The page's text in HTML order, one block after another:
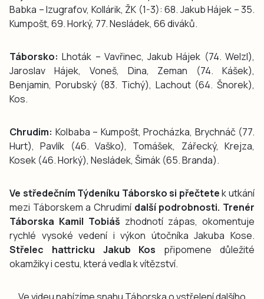
Babka – Izugrafov, Kollárik, ŽK (1-3): 68. Jakub Hájek – 35.
Kumpošt, 69. Horký, 77. Nesládek, 66 diváků.
Táborsko: Lhoták – Vavřinec, Jakub Hájek (74. Welzl),
Jaroslav Hájek, Voneš, Dina, Zeman (74. Kášek),
Benjamin, Porubský (83. Tichý), Lachout (64. Šnorek),
Kos.
Chrudim: Kolbaba – Kumpošt, Procházka, Brychnáč (77.
Hurt), Pavlík (46. Vaško), Tomášek, Zářecký, Krejza,
Kosek (46. Horký), Nesládek, Šimák (65. Branda).
Ve středečním Týdeníku Táborsko si přečtetek utkání
mezi Táborskem a Chrudimí další podrobnosti. Trenér
Táborska Kamil Tobiáš zhodnotí zápas, okomentuje
rychlé vysoké vedení i výkon útočníka Jakuba Kose.
Střelec hattricku Jakub Kos připomene důležité
okamžiky i cestu, která vedla k vítězství.